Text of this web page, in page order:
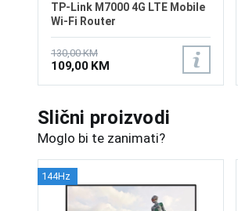
TP-Link M7000 4G LTE Mobile
Wi-Fi Router
130,00 KM
109,00 KM
Slični proizvodi
Moglo bi te zanimati?
144Hz